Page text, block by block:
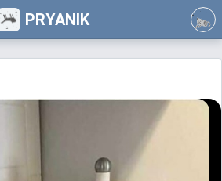
PRYANIK